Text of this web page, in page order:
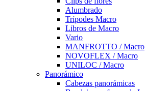
Alumbrado
Trípodes Macro
Libros de Macro
Vario
MANFROTTO / Macro
NOVOFLEX / Macro
UNILOC / Macro
Panorámico
Cabezas panorámicas